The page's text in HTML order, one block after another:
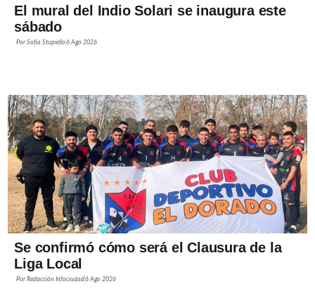
El mural del Indio Solari se inaugura este
sábado
PorSofía Stupiello6 Ago 2026
Se confirmó cómo será el Clausura de la
Liga Local
PorRedacción Infociudad6 Ago 2026